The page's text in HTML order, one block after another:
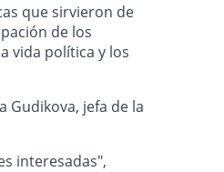
que sirvieron de
de los
vida política y los
jefa de la
interesadas",